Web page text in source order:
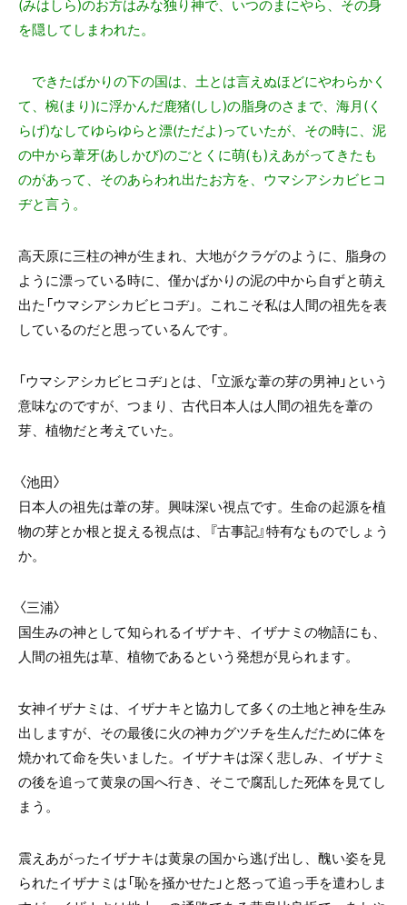
(みはしら)のお方はみな独り神で、いつのまにやら、その身
を隠してしまわれた。
できたばかりの下の国は、土とは言えぬほどにやわらかく
て、椀(まり)に浮かんだ鹿猪(しし)の脂身のさまで、海月(く
らげ)なしてゆらゆらと漂(ただよ)っていたが、その時に、泥
の中から葦牙(あしかび)のごとくに萌(も)えあがってきたも
のがあって、そのあらわれ出たお方を、ウマシアシカビヒコ
ヂと言う。
高天原に三柱の神が生まれ、大地がクラゲのように、脂身の
ように漂っている時に、僅かばかりの泥の中から自ずと萌え
出た「ウマシアシカビヒコヂ」。これこそ私は人間の祖先を表
しているのだと思っているんです。
「ウマシアシカビヒコヂ」とは、「立派な葦の芽の男神」という
意味なのですが、つまり、古代日本人は人間の祖先を葦の
芽、植物だと考えていた。
〈池田〉
日本人の祖先は葦の芽。興味深い視点です。生命の起源を植
物の芽とか根と捉える視点は、『古事記』特有なものでしょう
か。
〈三浦〉
国生みの神として知られるイザナキ、イザナミの物語にも、
人間の祖先は草、植物であるという発想が見られます。
女神イザナミは、イザナキと協力して多くの土地と神を生み
出しますが、その最後に火の神カグツチを生んだために体を
焼かれて命を失いました。イザナキは深く悲しみ、イザナミ
の後を追って黄泉の国へ行き、そこで腐乱した死体を見てし
まう。
震えあがったイザナキは黄泉の国から逃げ出し、醜い姿を見
られたイザナミは「恥を掻かせた」と怒って追っ手を遣わしま